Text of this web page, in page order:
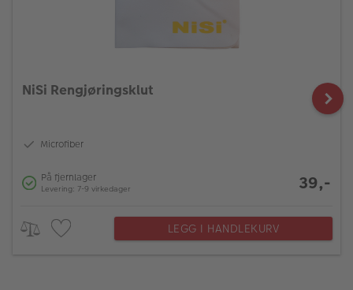
NiSi Rengjøringsklut
Microfiber
På fjernlager
Levering: 7-9 virkedager 39,-
LEGG I HANDLEKURV